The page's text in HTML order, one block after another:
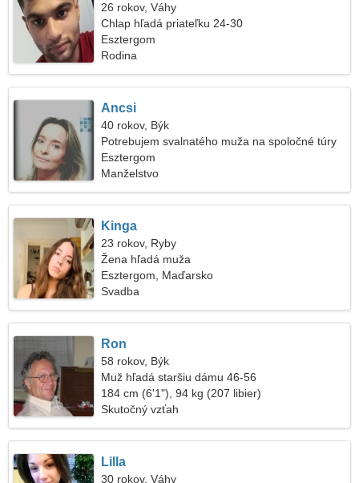
26 rokov, Váhy
Chlap hľadá priateľku 24-30
Esztergom
Rodina
Ancsi
40 rokov, Býk
Potrebujem svalnatého muža na spoločné túry
Esztergom
Manželstvo
Kinga
23 rokov, Ryby
Žena hľadá muža
Esztergom, Maďarsko
Svadba
Ron
58 rokov, Býk
Muž hľadá staršiu dámu 46-56
184 cm (6'1"), 94 kg (207 libier)
Skutočný vzťah
Lilla
30 rokov, Váhy